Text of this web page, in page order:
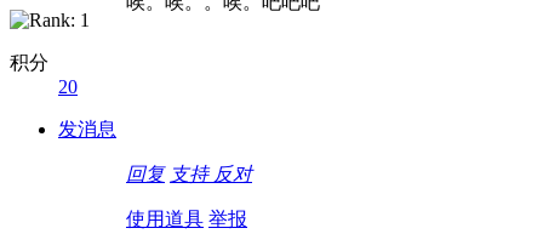
积分
20
发消息
回复 支持 反对
使用道具 举报